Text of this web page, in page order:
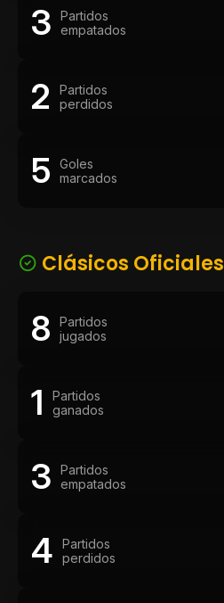
3
Partidos
empatados
2
Partidos
perdidos
5
Goles
marcados
Clásicos Oficiales
8
Partidos
jugados
1
Partidos
ganados
3
Partidos
empatados
4
Partidos
perdidos